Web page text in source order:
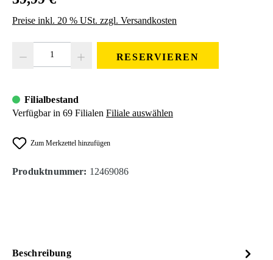
Preise inkl. 20 % USt. zzgl. Versandkosten
RESERVIEREN
Filialbestand
Verfügbar in 69 Filialen Filiale auswählen
Zum Merkzettel hinzufügen
Produktnummer: 12469086
Beschreibung